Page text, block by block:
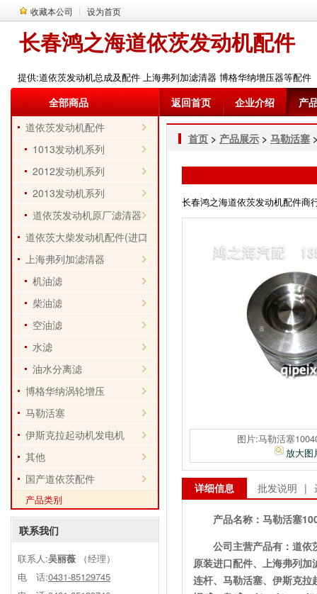
收藏本公司 设为首页
长春鸿之海道依茨发动机配件
提供:道依茨发动机总成及配件 上海弗列加滤清器 博格华纳增压器等配件
全部商品 返回首页 企业介绍
产
道依茨发动机配件
1013发动机系列
2012发动机系列
2013发动机系列
道依茨发动机原厂滤清器
道依茨大柴发动机配件(进口
件)
上海弗列加滤清器
机油滤
柴油滤
空油滤
水滤
油水分离滤
博格华纳涡轮增压
马勒活塞
伊斯克拉起动机发电机
其他
国产道依茨配件
产品类别
联系我们
联系人:吴丽薇 （经理）
电 话:0431-85129745
首页 > 产品展示 > 马勒活塞
长春鸿之海道依茨发动机配件
图片:马勒活塞
放大图
详细信息 批发说明 |
产品名称： 马勒活塞
公司主营产品有：道依
原装进口配件、上海弗列
连杆、马勒活塞、伊斯克